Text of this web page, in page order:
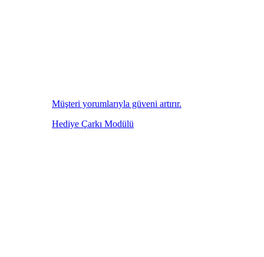
Müşteri yorumlarıyla güveni artırır.
Hediye Çarkı Modülü